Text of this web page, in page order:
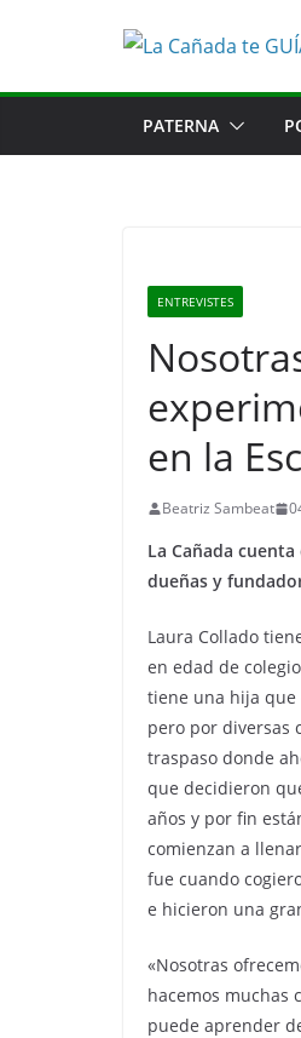
PATERNA
ENTREVISTES
en la
Beatriz Sambeat
La Cañada
dueñas y
Laura Collado
en edad de
tiene una hija que
pero por diversas
traspaso donde
que decidieron
años y por fin
comienzan a
fue cuando
e hicieron una
«Nosotras
hacemos muchas
puede aprender